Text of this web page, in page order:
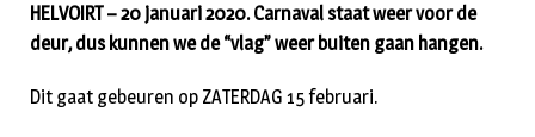
HELVOIRT – 20 januari 2020. Carnaval staat weer voor de
deur, dus kunnen we de “vlag” weer buiten gaan hangen.
Dit gaat gebeuren op ZATERDAG 15 februari.